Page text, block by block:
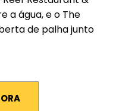
a água, e o The
de palha junto